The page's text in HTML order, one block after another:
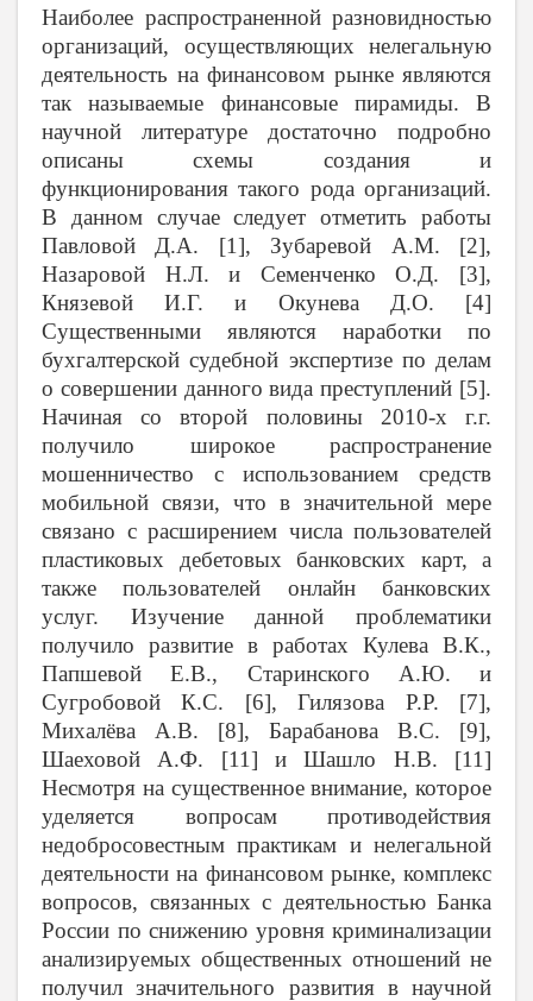
Наиболее распространенной разновидностью
организаций, осуществляющих нелегальную
деятельность на финансовом рынке являются
так называемые финансовые пирамиды. В
научной литературе достаточно подробно
описаны схемы создания и
функционирования такого рода организаций.
В данном случае следует отметить работы
Павловой Д.А. [1], Зубаревой А.М. [2],
Назаровой Н.Л. и Семенченко О.Д. [3],
Князевой И.Г. и Окунева Д.О. [4]
Существенными являются наработки по
бухгалтерской судебной экспертизе по делам
о совершении данного вида преступлений [5].
Начиная со второй половины 2010-х г.г.
получило широкое распространение
мошенничество с использованием средств
мобильной связи, что в значительной мере
связано с расширением числа пользователей
пластиковых дебетовых банковских карт, а
также пользователей онлайн банковских
услуг. Изучение данной проблематики
получило развитие в работах Кулева В.К.,
Папшевой Е.В., Старинского А.Ю. и
Сугробовой К.С. [6], Гилязова Р.Р. [7],
Михалёва А.В. [8], Барабанова В.С. [9],
Шаеховой А.Ф. [11] и Шашло Н.В. [11]
Несмотря на существенное внимание, которое
уделяется вопросам противодействия
недобросовестным практикам и нелегальной
деятельности на финансовом рынке, комплекс
вопросов, связанных с деятельностью Банка
России по снижению уровня криминализации
анализируемых общественных отношений не
получил значительного развития в научной